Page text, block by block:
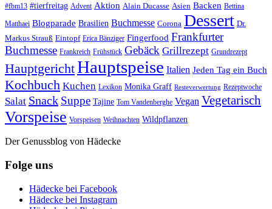
#fbm13 #tierfreitag Advent Aktion Alain Ducasse Asien Backen Bettina
Matthaei Blogparade Brasilien Buchmesse Corona Dessert Dr.
Markus Strauß Eintopf Erica Bänziger Fingerfood Frankfurter
Buchmesse Frankreich Frühstück Gebäck Grillrezept Grundrezept
HauptgerichtHauptspeise Italien Jeden Tag ein Buch
Kochbuch Kuchen Lexikon Monika Graff Resteverwertung Rezeptwoche
Salat Snack Suppe Tajine Tom Vandenberghe Vegan Vegetarisch
Vorspeise Vorspeisen Weihnachten Wildpflanzen
Der Genussblog von Hädecke
Folge uns
Hädecke bei Facebook
Hädecke bei Instagram